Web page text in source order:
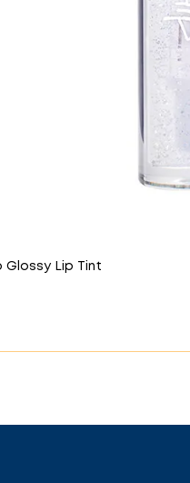
Màu
Glossy Lip Tint